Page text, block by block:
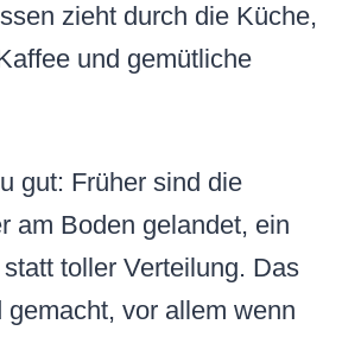
zieht durch die Küche,
und gemütliche
gut: Früher sind die
am Boden gelandet, ein
toller Verteilung. Das
gemacht, vor allem wenn